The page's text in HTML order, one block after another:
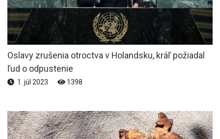
Oslavy zrušenia otroctva v Holandsku, kráľ požiadal
ľud o odpustenie
1. júl 2023 1398